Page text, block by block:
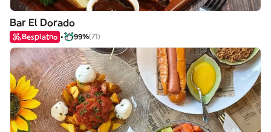
Bar El Dorado
Besplatno 99%(71)